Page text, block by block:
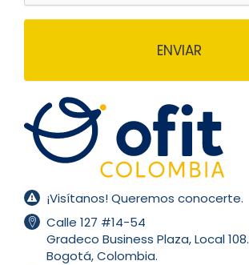
¡Visítanos! Queremos conocerte.
Calle 127 #14-54
Gradeco Business Plaza, Local 108.
Bogotá, Colombia.